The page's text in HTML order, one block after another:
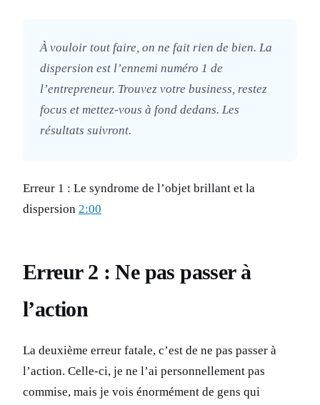
À vouloir tout faire, on ne fait rien de bien. La
dispersion est l’ennemi numéro 1 de
l’entrepreneur. Trouvez votre business, restez
focus et mettez-vous à fond dedans. Les
résultats suivront.
Erreur 1 : Le syndrome de l’objet brillant et la
dispersion 2:00
Erreur 2 : Ne pas passer à
l’action
La deuxième erreur fatale, c’est de ne pas passer à
l’action. Celle-ci, je ne l’ai personnellement pas
commise, mais je vois énormément de gens qui